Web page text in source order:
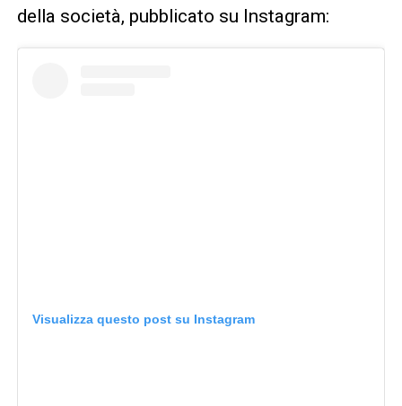
della società, pubblicato su Instagram:
Visualizza questo post su Instagram